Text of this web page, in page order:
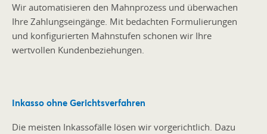
Wir automatisieren den Mahnprozess und überwachen
Ihre Zahlungseingänge. Mit bedachten Formulierungen
und konfigurierten Mahnstufen schonen wir Ihre
wertvollen Kundenbeziehungen.
Inkasso ohne Gerichtsverfahren
Die meisten Inkassofälle lösen wir vorgerichtlich. Dazu